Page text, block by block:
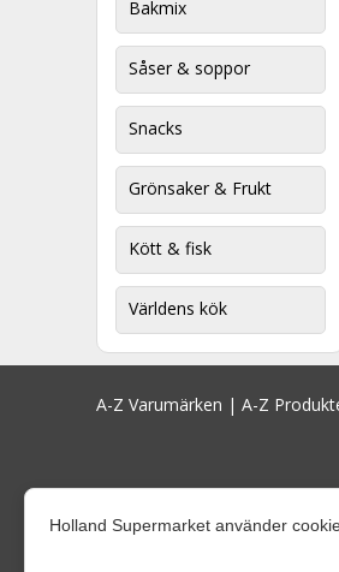
Bakmix
Såser & soppor
Snacks
Grönsaker & Frukt
Kött & fisk
Världens kök
A-Z Varumärken | A-Z
Holland Supermarket använder